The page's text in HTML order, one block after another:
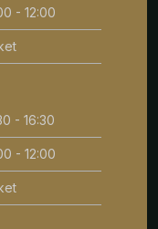
- 12:00
- 16:30
- 12:00